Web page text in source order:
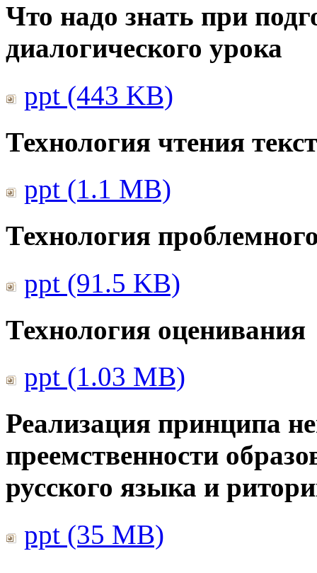
Что надо знать при
диалогического урока
ppt (443 KB)
Технология чтения
ppt (1.1 MB)
Технология
ppt (91.5 KB)
Технология оценивания
ppt (1.03 MB)
Реализация принципа
преемственности
русского языка и
ppt (35 MB)